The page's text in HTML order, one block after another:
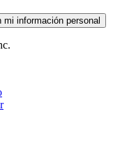
mi información personal